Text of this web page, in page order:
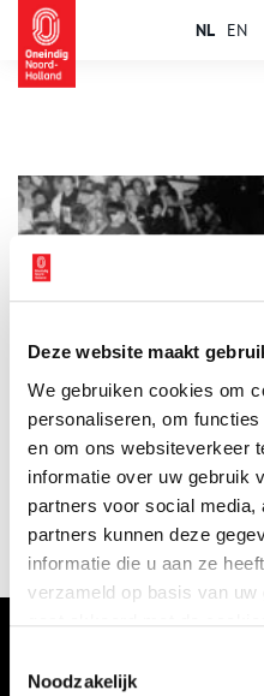
Deze website maakt
We gebruiken cookies om
personaliseren, om
en om ons websiteverkeer
informatie over uw gebruik
partners voor social
partners kunnen deze
informatie die u aan ze
verzameld op basis van
Noodzakelijk
NL EN
aan 40 jaar Patronaat!
Maak samen met het Noord-
jubileumtentoonstelling over
van 2024. Deel jouw foto’s,
legendarische optredens,
oefensessies en herbeleef de
1 min
VERHALEN